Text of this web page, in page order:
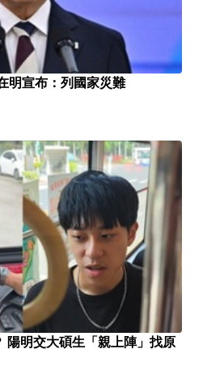
明宣布：列國家災難
陽明交大碩生「親上陣」找原